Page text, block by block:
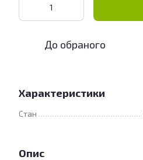
До обраного
Характеристики
Стан
Опис